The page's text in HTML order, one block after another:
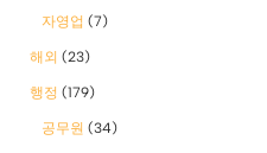
자영업 (7)
해외 (23)
행정 (179)
공무원 (34)